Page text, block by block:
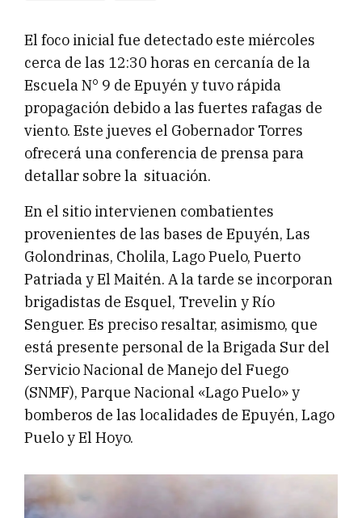
El foco inicial fue detectado este miércoles
cerca de las 12:30 horas en cercanía de la
Escuela N° 9 de Epuyén y tuvo rápida
propagación debido a las fuertes rafagas de
viento. Este jueves el Gobernador Torres
ofrecerá una conferencia de prensa para
detallar sobre la situación.
En el sitio intervienen combatientes
provenientes de las bases de Epuyén, Las
Golondrinas, Cholila, Lago Puelo, Puerto
Patriada y El Maitén. A la tarde se incorporan
brigadistas de Esquel, Trevelin y Río
Senguer. Es preciso resaltar, asimismo, que
está presente personal de la Brigada Sur del
Servicio Nacional de Manejo del Fuego
(SNMF), Parque Nacional «Lago Puelo» y
bomberos de las localidades de Epuyén, Lago
Puelo y El Hoyo.